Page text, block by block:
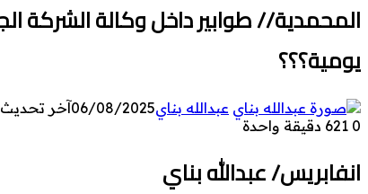
المحمدية// طوابير داخل وكالة الشركة
يومية؟؟؟
عبدالله بناي06/08/2025آخر تحديث: 06/08/
0
دقيقة واحدة
انفابريس/ عبدالله بناي